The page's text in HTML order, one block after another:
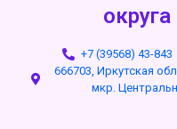
+7 (39568) 43-843
666703, Иркутская
мкр.